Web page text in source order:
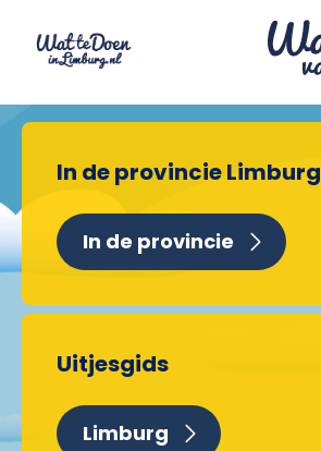
In de provincie Limburg
In de provincie
Uitjesgids
Limburg